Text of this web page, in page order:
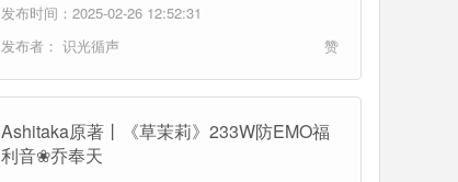
发布时间：2025-02-26 12:52:31
发布者： 识光循声 赞
Ashitaka原著丨《草茉莉》233W防EMO福
利音❀乔奉天